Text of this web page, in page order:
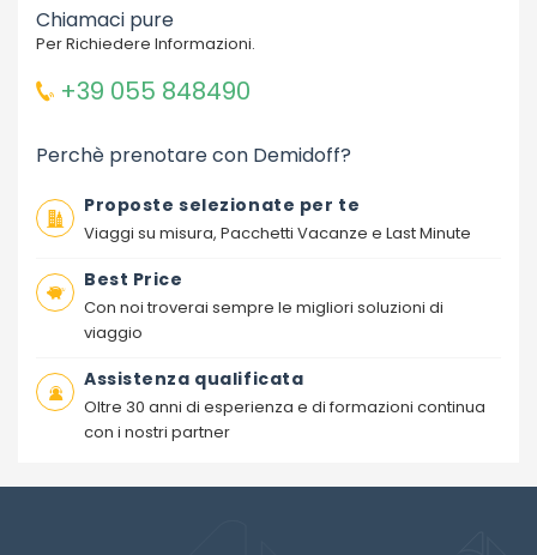
Chiamaci pure
Per Richiedere Informazioni.
+39 055 848490
Perchè prenotare con Demidoff?
Proposte selezionate per te
Viaggi su misura, Pacchetti Vacanze e Last Minute
Best Price
Con noi troverai sempre le migliori soluzioni di
viaggio
Assistenza qualificata
Oltre 30 anni di esperienza e di formazioni continua
con i nostri partner